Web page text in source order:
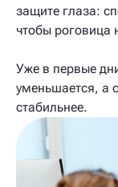
защите глаза:
чтобы роговица
Уже в первые
уменьшается, а
стабильнее.